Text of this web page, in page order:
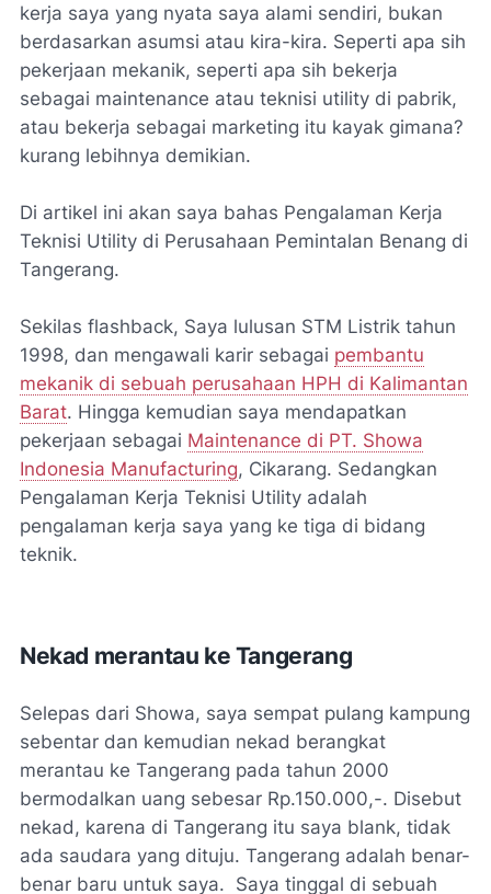
kerja saya yang nyata saya alami sendiri, bukan
berdasarkan asumsi atau kira-kira. Seperti apa sih
pekerjaan mekanik, seperti apa sih bekerja
sebagai maintenance atau teknisi utility di pabrik,
atau bekerja sebagai marketing itu kayak gimana?
kurang lebihnya demikian.
Di artikel ini akan saya bahas Pengalaman Kerja
Teknisi Utility di Perusahaan Pemintalan Benang di
Tangerang.
Sekilas flashback, Saya lulusan STM Listrik tahun
1998, dan mengawali karir sebagai pembantu
mekanik di sebuah perusahaan HPH di Kalimantan
Barat. Hingga kemudian saya mendapatkan
pekerjaan sebagai Maintenance di PT. Showa
Indonesia Manufacturing, Cikarang. Sedangkan
Pengalaman Kerja Teknisi Utility adalah
pengalaman kerja saya yang ke tiga di bidang
teknik.
Nekad merantau ke Tangerang
Selepas dari Showa, saya sempat pulang kampung
sebentar dan kemudian nekad berangkat
merantau ke Tangerang pada tahun 2000
bermodalkan uang sebesar Rp.150.000,-. Disebut
nekad, karena di Tangerang itu saya blank, tidak
ada saudara yang dituju. Tangerang adalah benar-
benar baru untuk saya. Saya tinggal di sebuah